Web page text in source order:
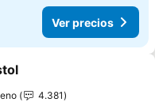
Ver precios
a favoritos
4.381